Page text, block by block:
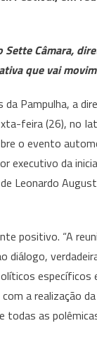
com
Pró-
Câmara,
que vai
Pampulha, a
feira (26), no
o evento
executivo da
Leonardo
positivo. “A
diálogo,
específicos
a realização
as